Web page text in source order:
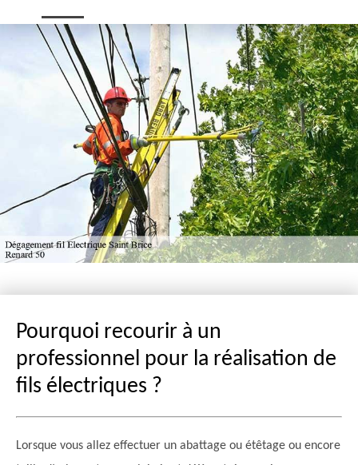
Pourquoi recourir à un
professionnel pour la réalisation de
fils électriques ?
Lorsque vous allez effectuer un abattage ou étêtage ou encore